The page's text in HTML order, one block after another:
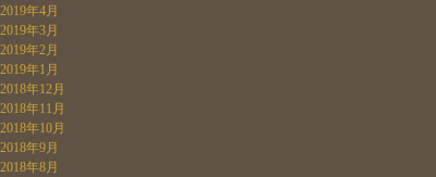
2019年4月
2019年3月
2019年2月
2019年1月
2018年12月
2018年11月
2018年10月
2018年9月
2018年8月